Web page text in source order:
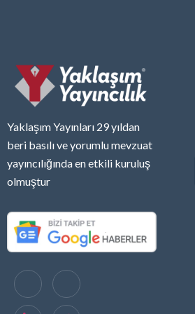
Yaklaşım Yayınları 29 yıldan
beri basılı ve yorumlu mevzuat
yayıncılığında en etkili kuruluş
olmuştur